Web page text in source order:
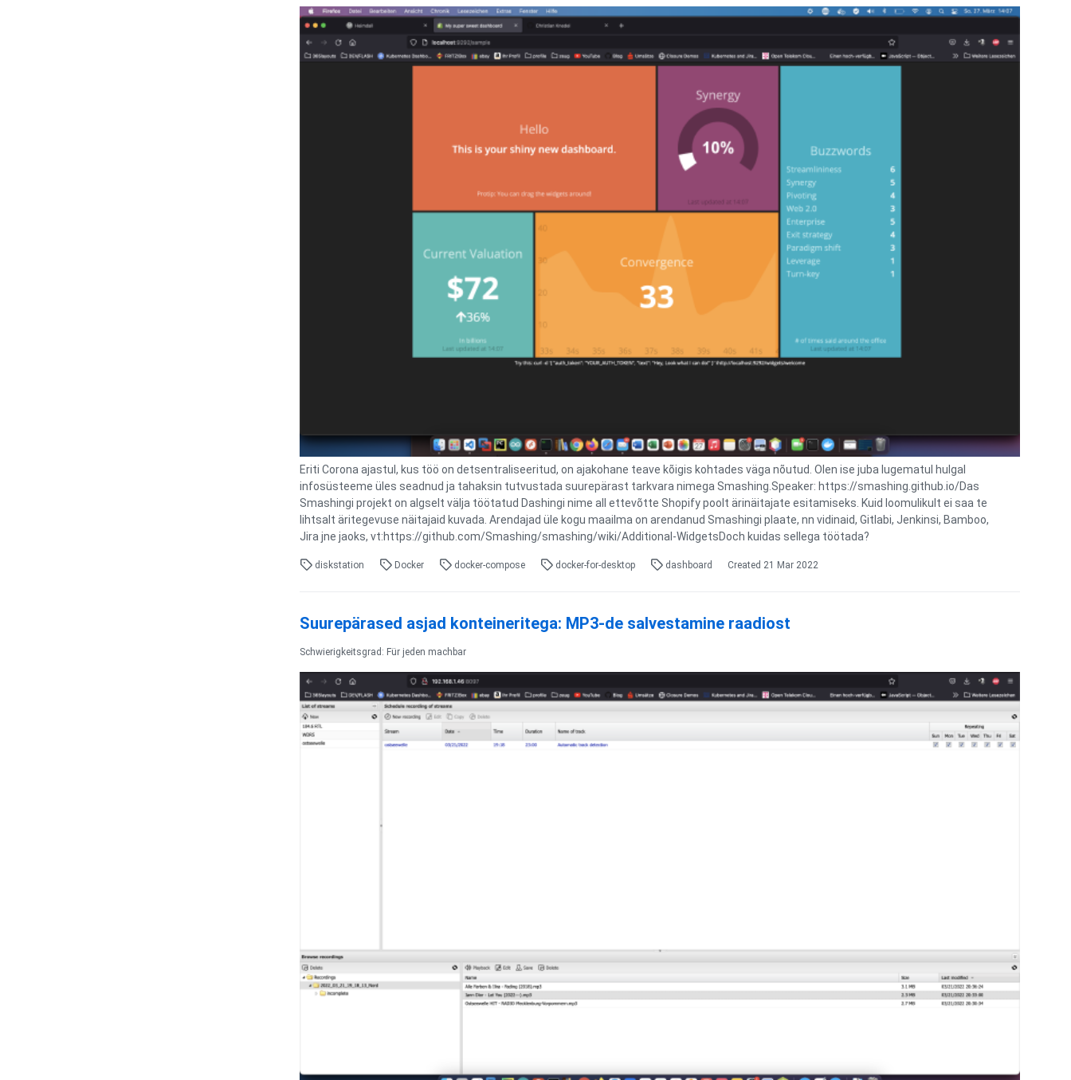
Eriti Corona ajastul, kus töö on detsentraliseeritud, on ajakohane teave kõigis kohtades väga nõutud. Olen ise juba lugematul hulgal
infosüsteeme üles seadnud ja tahaksin tutvustada suurepärast tarkvara nimega Smashing.Speaker: https://smashing.github.io/Das
Smashingi projekt on algselt välja töötatud Dashingi nime all ettevõtte Shopify poolt ärinäitajate esitamiseks. Kuid loomulikult ei saa te
lihtsalt äritegevuse näitajaid kuvada. Arendajad üle kogu maailma on arendanud Smashingi plaate, nn vidinaid, Gitlabi, Jenkinsi, Bamboo,
Jira jne jaoks, vt:https://github.com/Smashing/smashing/wiki/Additional-WidgetsDoch kuidas sellega töötada?
diskstation Docker docker-compose docker-for-desktop dashboard Created 21 Mar 2022
Suurepärased asjad konteineritega: MP3-de salvestamine raadiost
Schwierigkeitsgrad: Für jeden machbar